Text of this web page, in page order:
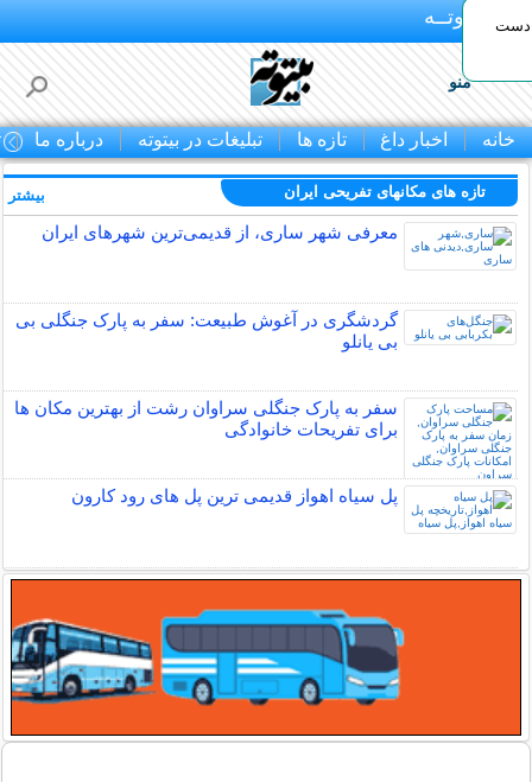
بـیتوتــه
منو
خانه اخبار داغ تازه ها تبلیغات در بیتوته درباره ما
دست
تازه های مکانهای تفریحی ايران
معرفی شهر ساری، از قدیمی‌ترین شهرهای ایران
گردشگری در آغوش طبیعت: سفر به پارک جنگلی بی
بی یانلو
سفر به پارک جنگلی سراوان رشت از بهترین مکان ها
برای تفریحات خانوادگی
پل سیاه اهواز قدیمی ترین پل های رود کارون
بیشتر